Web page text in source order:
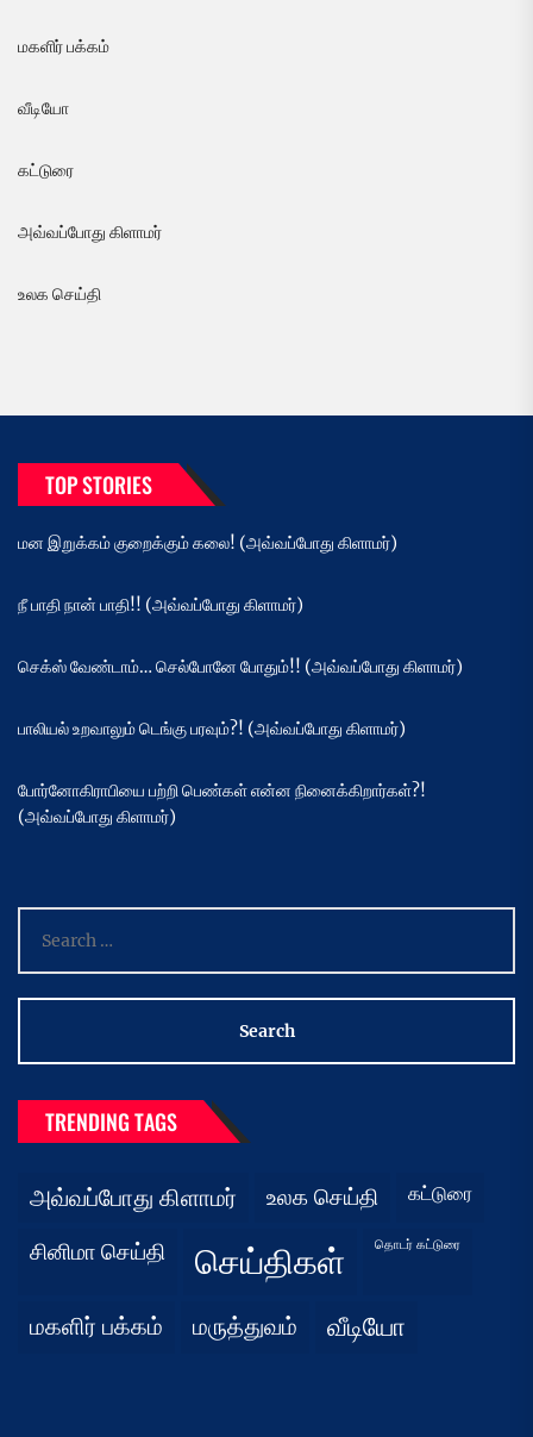
மகளிர் பக்கம்
வீடியோ
கட்டுரை
அவ்வப்போது கிளாமர்
உலக செய்தி
TOP STORIES
மன இறுக்கம் குறைக்கும் கலை! (அவ்வப்போது கிளாமர்)
நீ பாதி நான் பாதி!! (அவ்வப்போது கிளாமர்)
செக்ஸ் வேண்டாம்… செல்போனே போதும்!! (அவ்வப்போது கிளாமர்)
பாலியல் உறவாலும் டெங்கு பரவும்?! (அவ்வப்போது கிளாமர்)
போர்னோகிராபியை பற்றி பெண்கள் என்ன நினைக்கிறார்கள்?!
(அவ்வப்போது கிளாமர்)
for:
TRENDING TAGS
அவ்வப்போது கிளாமர் உலக செய்தி கட்டுரை
சினிமா செய்தி செய்திகள் தொடர் கட்டுரை
மகளிர் பக்கம் மருத்துவம் வீடியோ